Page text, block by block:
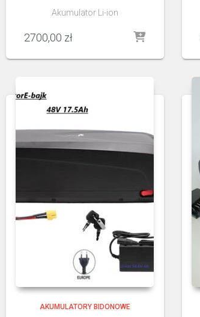
Akumulator Li-ion
2700,00 zł
AKUMULATORY BIDONOWE